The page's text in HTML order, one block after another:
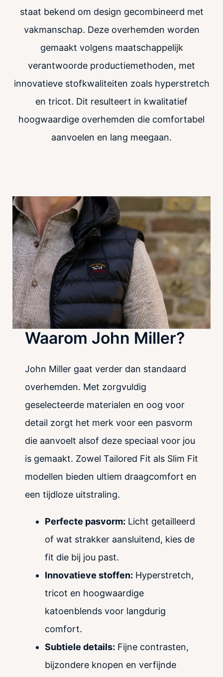
staat bekend om design gecombineerd met
vakmanschap. Deze overhemden worden
gemaakt volgens maatschappelijk
verantwoorde productiemethoden, met
innovatieve stofkwaliteiten zoals hyperstretch
en tricot. Dit resulteert in kwalitatief
hoogwaardige overhemden die comfortabel
aanvoelen en lang meegaan.
Waarom John Miller?
John Miller gaat verder dan standaard
overhemden. Met zorgvuldig
geselecteerde materialen en oog voor
detail zorgt het merk voor een pasvorm
die aanvoelt alsof deze speciaal voor jou
is gemaakt. Zowel Tailored Fit als Slim Fit
modellen bieden ultiem draagcomfort en
een tijdloze uitstraling.
Perfecte pasvorm: Licht getailleerd
of wat strakker aansluitend, kies de
fit die bij jou past.
Innovatieve stoffen: Hyperstretch,
tricot en hoogwaardige
katoenblends voor langdurig
comfort.
Subtiele details: Fijne contrasten,
bijzondere knopen en verfijnde